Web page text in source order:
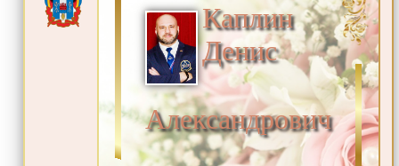
Каплин
Денис
Александрович